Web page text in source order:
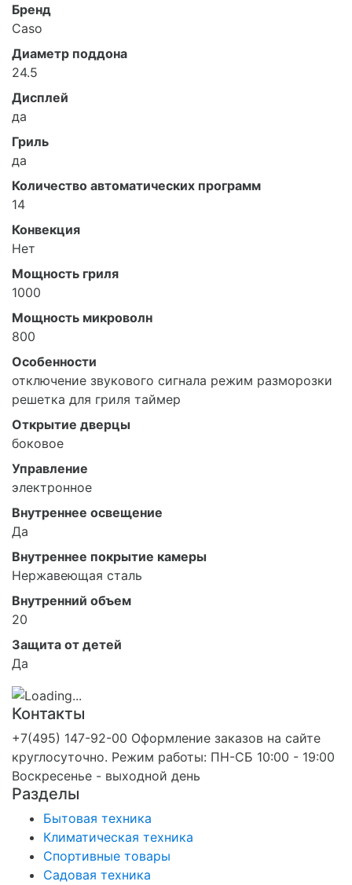
Бренд
Caso
Диаметр поддона
24.5
Дисплей
да
Гриль
да
Количество автоматических программ
14
Конвекция
Нет
Мощность гриля
1000
Мощность микроволн
800
Особенности
отключение звукового сигнала режим разморозки
решетка для гриля таймер
Открытие дверцы
боковое
Управление
электронное
Внутреннее освещение
Да
Внутреннее покрытие камеры
Нержавеющая сталь
Внутренний объем
20
Защита от детей
Да
Контакты
+7(495) 147-92-00 Оформление заказов на сайте
круглосуточно. Режим работы: ПН-СБ 10:00 - 19:00
Воскресенье - выходной день
Разделы
Бытовая техника
Климатическая техника
Спортивные товары
Садовая техника